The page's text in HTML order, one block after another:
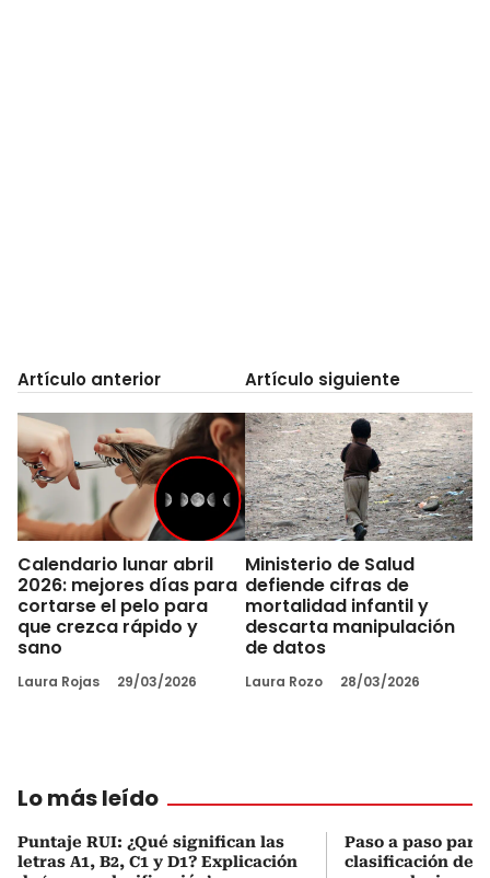
Artículo anterior
Calendario lunar abril
2026: mejores días para
cortarse el pelo para
que crezca rápido y
sano
Laura Rojas 29/03/2026
Artículo siguiente
Ministerio de Salud
defiende cifras de
mortalidad infantil y
descarta manipulación
de datos
Laura Rozo 28/03/2026
Lo más leído
Puntaje RUI: ¿Qué significan las
letras A1, B2, C1 y D1? Explicación
Paso a paso
clasificación del